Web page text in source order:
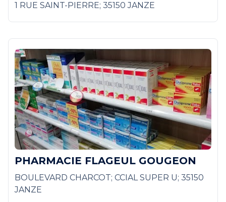
1 RUE SAINT-PIERRE; 35150 JANZE
PHARMACIE FLAGEUL GOUGEON
BOULEVARD CHARCOT; CCIAL SUPER U; 35150
JANZE